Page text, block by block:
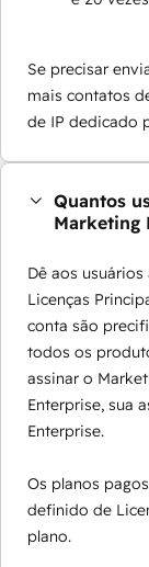
Se precisar
mais contatos
de IP dedicado
Quantos
Marketing
Dê aos
Licenças
conta são
todos os
assinar o
Enterprise, sua
Enterprise.
Os planos
definido de
plano.